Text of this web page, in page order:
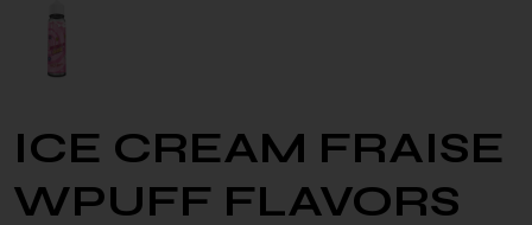
ICE CREAM FRAISE
WPUFF FLAVORS